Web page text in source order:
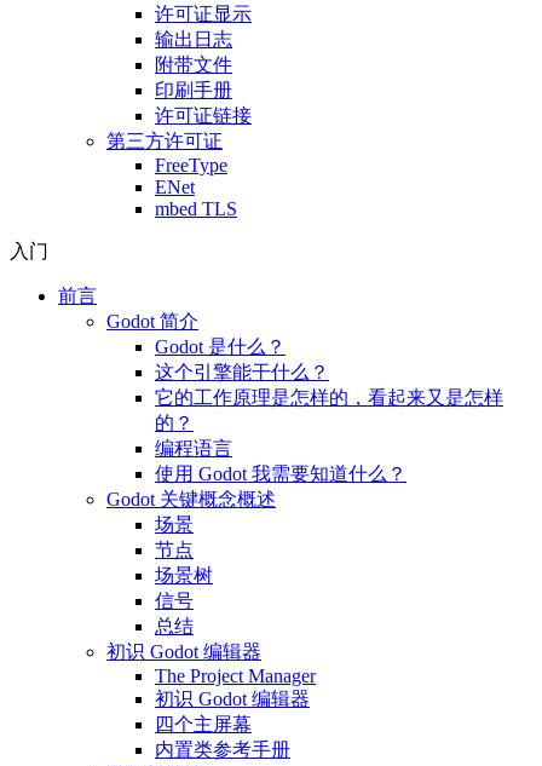
许可证显示
输出日志
附带文件
印刷手册
许可证链接
第三方许可证
FreeType
ENet
mbed TLS
入门
前言
Godot 简介
Godot 是什么？
这个引擎能干什么？
它的工作原理是怎样的，看起来又是怎样
的？
编程语言
使用 Godot 我需要知道什么？
Godot 关键概念概述
场景
节点
场景树
信号
总结
初识 Godot 编辑器
The Project Manager
初识 Godot 编辑器
四个主屏幕
内置类参考手册